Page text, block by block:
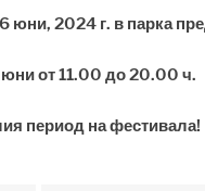
юни, 2024 г. в парка
от 11.00 до 20.00 ч.
период на фестивала!